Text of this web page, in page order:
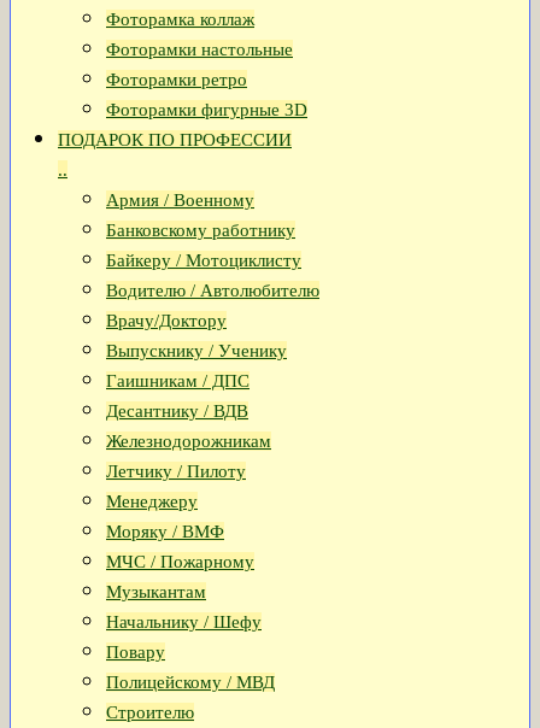
Фоторамка коллаж
Фоторамки настольные
Фоторамки ретро
Фоторамки фигурные 3D
ПОДАРОК ПО ПРОФЕССИИ
..
Армия / Военному
Банковскому работнику
Байкеру / Мотоциклисту
Водителю / Автолюбителю
Врачу/Доктору
Выпускнику / Ученику
Гаишникам / ДПС
Десантнику / ВДВ
Железнодорожникам
Летчику / Пилоту
Менеджеру
Моряку / ВМФ
МЧС / Пожарному
Музыкантам
Начальнику / Шефу
Повару
Полицейскому / МВД
Строителю